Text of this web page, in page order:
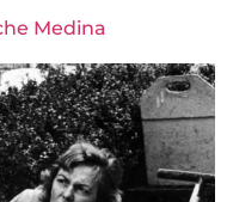
Medina